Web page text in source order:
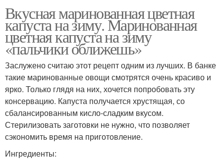
Вкусная маринованная цветная
капуста на зиму. Маринованная
цветная капуста на зиму
«пальчики оближешь»
Заслужено считаю этот рецепт одним из лучших. В банке
такие маринованные овощи смотрятся очень красиво и
ярко. Только глядя на них, хочется попробовать эту
консервацию. Капуста получается хрустящая, со
сбалансированным кисло-сладким вкусом.
Стерилизовать заготовки не нужно, что позволяет
сэкономить время на приготовление.
Ингредиенты: